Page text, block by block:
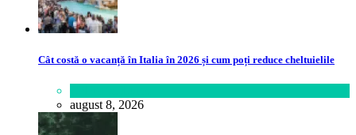
Cât costă o vacanță în Italia în 2026 și cum poți reduce cheltuielile
august 8, 2026